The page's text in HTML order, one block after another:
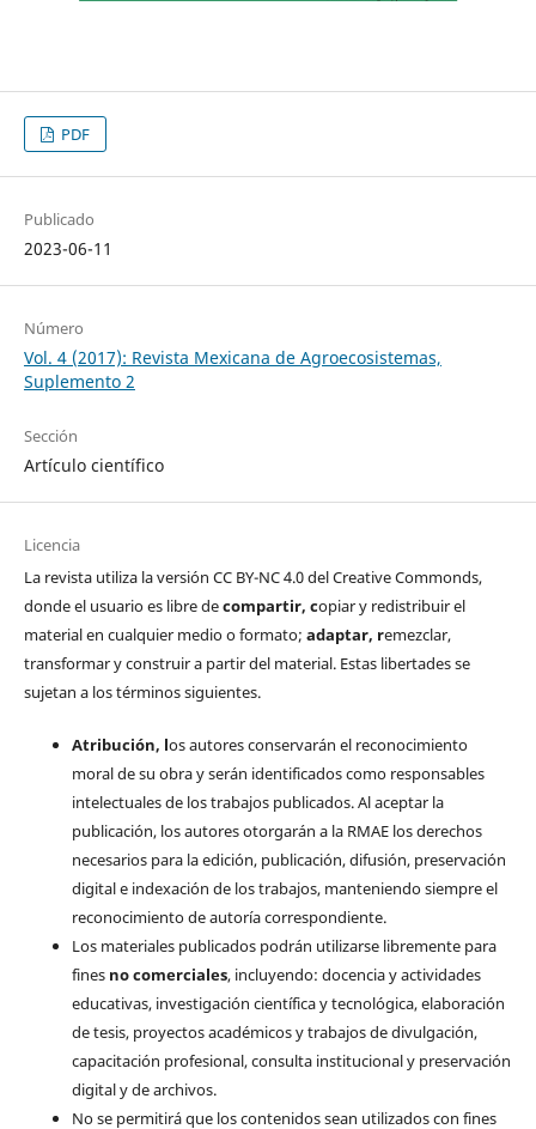
PDF
Publicado
2023-06-11
Número
Vol. 4 (2017): Revista Mexicana de Agroecosistemas,
Suplemento 2
Sección
Artículo científico
Licencia
La revista utiliza la versión CC BY-NC 4.0 del Creative Commonds,
donde el usuario es libre decompartir, copiar y redistribuir el
material en cualquier medio o formato; adaptar, remezclar,
transformar y construir a partir del material. Estas libertades se
sujetan a los términos siguientes.
Atribución, los autores conservarán el reconocimiento
moral de su obra y serán identificados como responsables
intelectuales de los trabajos publicados. Al aceptar la
publicación, los autores otorgarán a la RMAE los derechos
necesarios para la edición, publicación, difusión, preservación
digital e indexación de los trabajos, manteniendo siempre el
reconocimiento de autoría correspondiente.
Los materiales publicados podrán utilizarse libremente para
fines no comerciales, incluyendo: docencia y actividades
educativas, investigación científica y tecnológica, elaboración
de tesis, proyectos académicos y trabajos de divulgación,
capacitación profesional, consulta institucional y preservación
digital y de archivos.
No se permitirá que los contenidos sean utilizados con fines